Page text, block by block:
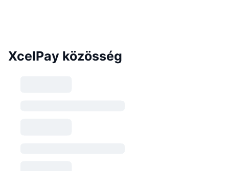
XcelPay közösség